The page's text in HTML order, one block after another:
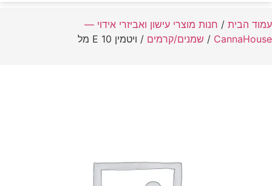
עמוד הבית / חנות מוצרי עישון ואביזרי אידוי —
CannaHouse
/ שמנים/קרמים / ויטמין E 10 מל